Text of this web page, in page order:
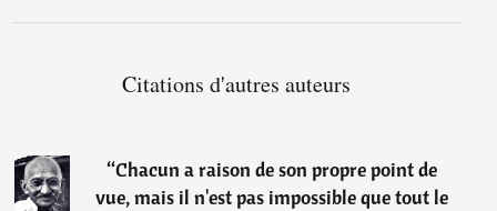
Citations d'autres auteurs
“Chacun a raison de son propre point de
vue, mais il n'est pas impossible que tout le